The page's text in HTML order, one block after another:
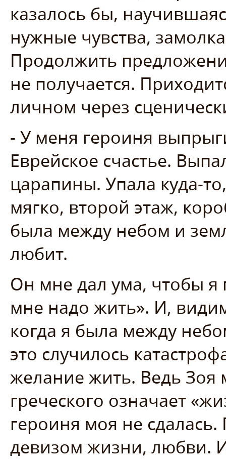
казалось бы,
нужные чувства,
Продолжить
не получается.
личном через
- У меня героиня
Еврейское счастье.
царапины. Упала куда-
мягко, второй этаж,
была между небом и
любит.
Он мне дал ума, чтобы я
мне надо жить». И,
когда я была между
это случилось
желание жить. Ведь Зоя
греческого означает
героиня моя не
девизом жизни, любви.